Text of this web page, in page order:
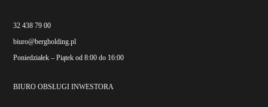
32 438 79 00
biuro@bergholding.pl
Poniedziałek – Piątek od 8:00 do 16:00
BIURO OBSŁUGI INWESTORA